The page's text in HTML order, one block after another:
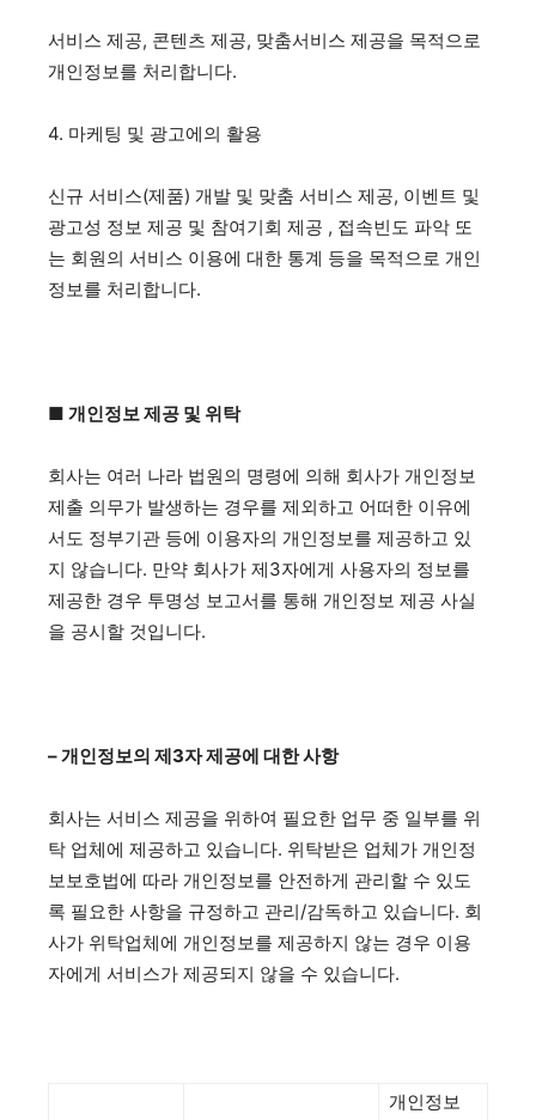
서비스 제공, 콘텐츠 제공, 맞춤서비스 제공을 목적으로
개인정보를 처리합니다.
4. 마케팅 및 광고에의 활용
신규 서비스(제품) 개발 및 맞춤 서비스 제공, 이벤트 및
광고성 정보 제공 및 참여기회 제공 , 접속빈도 파악 또
는 회원의 서비스 이용에 대한 통계 등을 목적으로 개인
정보를 처리합니다.
■ 개인정보 제공 및 위탁
회사는 여러 나라 법원의 명령에 의해 회사가 개인정보
제출 의무가 발생하는 경우를 제외하고 어떠한 이유에
서도 정부기관 등에 이용자의 개인정보를 제공하고 있
지 않습니다. 만약 회사가 제3자에게 사용자의 정보를
제공한 경우 투명성 보고서를 통해 개인정보 제공 사실
을 공시할 것입니다.
– 개인정보의 제3자 제공에 대한 사항
회사는 서비스 제공을 위하여 필요한 업무 중 일부를 위
탁 업체에 제공하고 있습니다. 위탁받은 업체가 개인정
보보호법에 따라 개인정보를 안전하게 관리할 수 있도
록 필요한 사항을 규정하고 관리/감독하고 있습니다. 회
사가 위탁업체에 개인정보를 제공하지 않는 경우 이용
자에게 서비스가 제공되지 않을 수 있습니다.
개인정보